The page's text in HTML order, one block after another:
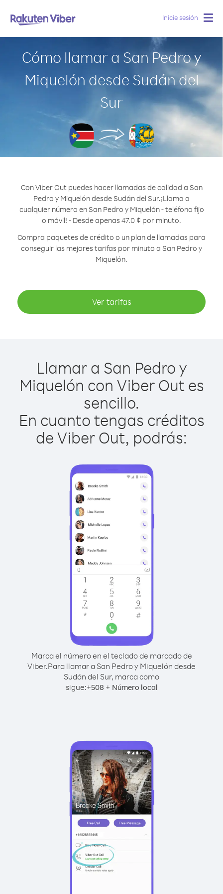
Inicie sesión
Cómo llamar a San Pedro y
Miquelón desde Sudán del
Sur
Con Viber Out puedes hacer llamadas de calidad a San
Pedro y Miquelón desde Sudán del Sur.¡Llama a
cualquier número en San Pedro y Miquelón - teléfono fijo
o móvil! - Desde apenas 47.0 ¢ por minuto.
Compra paquetes de crédito o un plan de llamadas para
conseguir las mejores tarifas por minuto a San Pedro y
Miquelón.
Ver tarifas
Llamar a San Pedro y
Miquelón con Viber Out es
sencillo.
En cuanto tengas créditos
de Viber Out, podrás:
Marca el número en el teclado de marcado de
Viber.Para llamar a San Pedro y Miquelón desde
Sudán del Sur, marca como
sigue:+508 + Número local